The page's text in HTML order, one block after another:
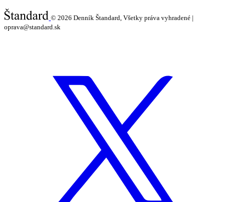
© 2026 Denník Štandard, Všetky práva vyhradené |
oprava@standard.sk